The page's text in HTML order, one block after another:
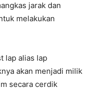
jarak dan
melakukan
lap alias lap
akan menjadi milik
secara cerdik